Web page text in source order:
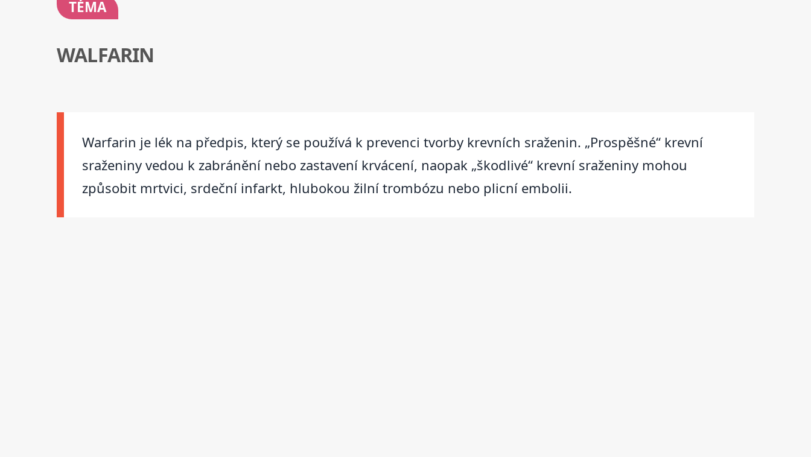
TÉMA
WALFARIN
Warfarin je lék na předpis, který se používá k prevenci tvorby krevních sraženin. „Prospěšné“ krevní
sraženiny vedou k zabránění nebo zastavení krvácení, naopak „škodlivé“ krevní sraženiny mohou
způsobit mrtvici, srdeční infarkt, hlubokou žilní trombózu nebo plicní embolii.